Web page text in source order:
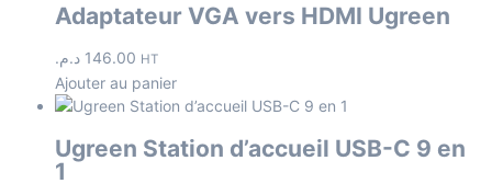
Adaptateur VGA vers HDMI Ugreen
146.00 د.م. HT
Ajouter au panier
Ugreen Station d’accueil USB-C 9 en
1